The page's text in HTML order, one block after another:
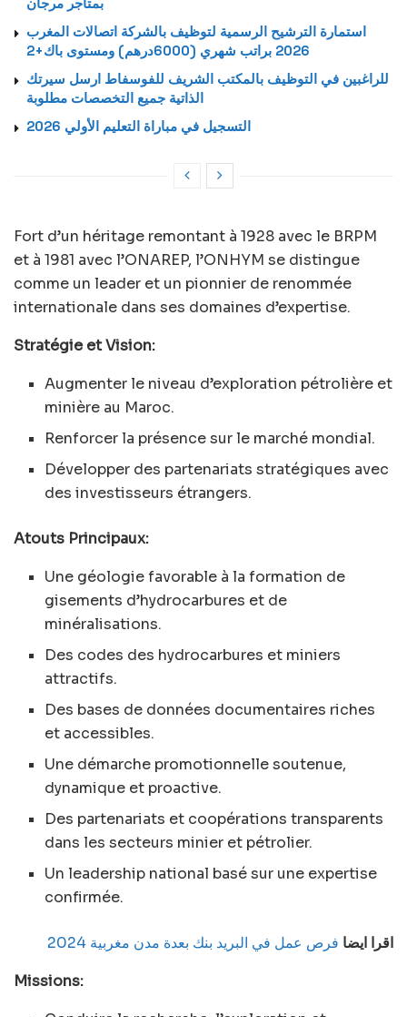
استمارة الترشيح الرسمية لتوظيف بالشركة اتصالات المغرب
2026 براتب شهري (6000درهم) ومستوى باك+2
للراغبين في التوظيف بالمكتب الشريف للفوسفاط ارسل سيرتك
الذاتية جميع التخصصات مطلوبة
التسجيل في مباراة التعليم الأولي 2026
Fort d’un héritage remontant à 1928 avec le BRPM
et à 1981 avec l’ONAREP, l’ONHYM se distingue
comme un leader et un pionnier de renommée
internationale dans ses domaines d’expertise.
Stratégie et Vision:
Augmenter le niveau d’exploration pétrolière et
minière au Maroc.
Renforcer la présence sur le marché mondial.
Développer des partenariats stratégiques avec
des investisseurs étrangers.
Atouts Principaux:
Une géologie favorable à la formation de
gisements d’hydrocarbures et de
minéralisations.
Des codes des hydrocarbures et miniers
attractifs.
Des bases de données documentaires riches
et accessibles.
Une démarche promotionnelle soutenue,
dynamique et proactive.
Des partenariats et coopérations transparents
dans les secteurs minier et pétrolier.
Un leadership national basé sur une expertise
confirmée.
اقرا ايضا فرص عمل في البريد بنك بعدة مدن مغربية 2024
Missions: